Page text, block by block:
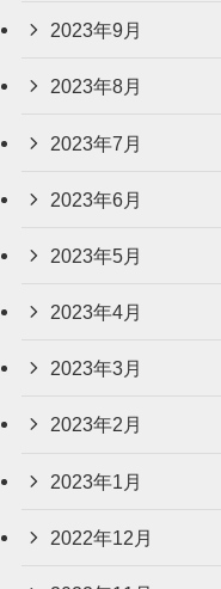
2023年9月
2023年8月
2023年7月
2023年6月
2023年5月
2023年4月
2023年3月
2023年2月
2023年1月
2022年12月